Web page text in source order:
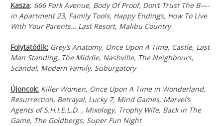
Kasza: 666 Park Avenue, Body Of Proof, Don’t Trust The B—-
in Apartment 23, Family Tools, Happy Endings, How To Live
With Your Parents… Last Resort, Malibu Country
Folytatódik: Grey’s Anatomy, Once Upon A Time, Castle, Last
Man Standing, The Middle, Nashville, The Neighbours,
Scandal, Modern Family, Suburgatory
Újoncok: Killer Women, Once Upon A Time in Wonderland,
Resurrection, Betrayal, Lucky 7, Mind Games, Marvel’s
Agents of S.H.I.E.L.D. , Mixology, Trophy Wife, Back in The
Game, The Goldbergs, Super Fun Night